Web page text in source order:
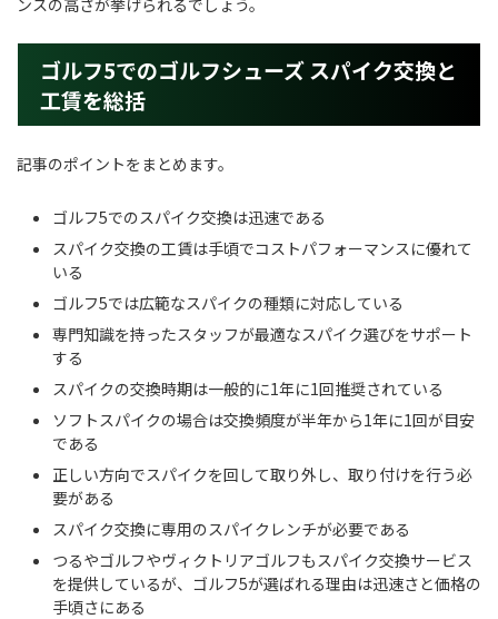
ンスの高さが挙げられるでしょう。
ゴルフ5でのゴルフシューズ スパイク交換と
工賃を総括
記事のポイントをまとめます。
ゴルフ5でのスパイク交換は迅速である
スパイク交換の工賃は手頃でコストパフォーマンスに優れて
いる
ゴルフ5では広範なスパイクの種類に対応している
専門知識を持ったスタッフが最適なスパイク選びをサポート
する
スパイクの交換時期は一般的に1年に1回推奨されている
ソフトスパイクの場合は交換頻度が半年から1年に1回が目安
である
正しい方向でスパイクを回して取り外し、取り付けを行う必
要がある
スパイク交換に専用のスパイクレンチが必要である
つるやゴルフやヴィクトリアゴルフもスパイク交換サービス
を提供しているが、ゴルフ5が選ばれる理由は迅速さと価格の
手頃さにある